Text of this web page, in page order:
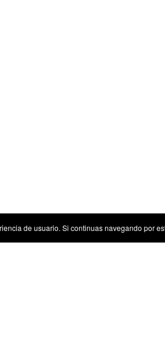
de usuario. Si continuas navegando por